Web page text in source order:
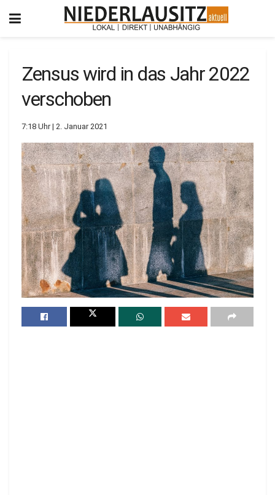
Zensus wird in das Jahr 2022
verschoben
7:18 Uhr | 2. Januar 2021